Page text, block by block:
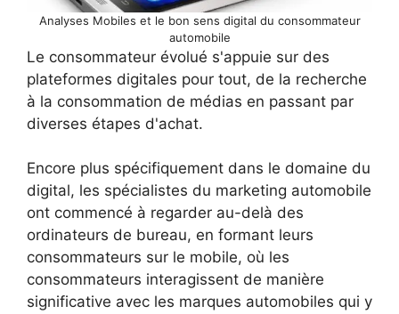
Analyses Mobiles et le bon sens digital du consommateur
automobile
Le consommateur évolué s'appuie sur des
plateformes digitales pour tout, de la recherche
à la consommation de médias en passant par
diverses étapes d'achat.
Encore plus spécifiquement dans le domaine du
digital, les spécialistes du marketing automobile
ont commencé à regarder au-delà des
ordinateurs de bureau, en formant leurs
consommateurs sur le mobile, où les
consommateurs interagissent de manière
significative avec les marques automobiles qui y